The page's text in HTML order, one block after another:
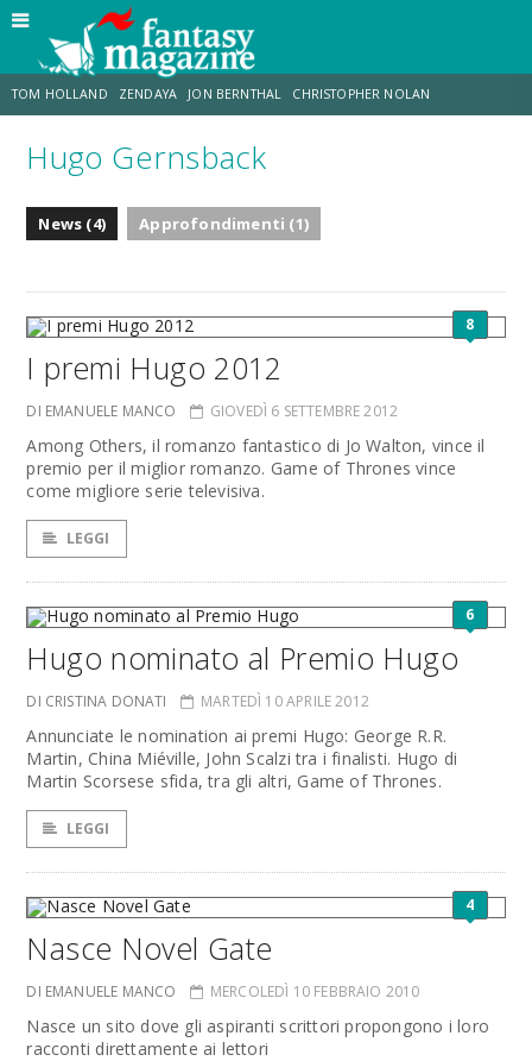
TOM HOLLAND ZENDAYA JON BERNTHAL CHRISTOPHER NOLAN
STRANIMONDI LUCCA COMICS & GAMES
Hugo Gernsback
News (4) Approfondimenti (1)
8
I premi Hugo 2012
DI EMANUELE MANCO GIOVEDÌ 6 SETTEMBRE 2012
Among Others, il romanzo fantastico di Jo Walton, vince il
premio per il miglior romanzo. Game of Thrones vince
come migliore serie televisiva.
LEGGI
6
Hugo nominato al Premio Hugo
DI CRISTINA DONATI MARTEDÌ 10 APRILE 2012
Annunciate le nomination ai premi Hugo: George R.R.
Martin, China Miéville, John Scalzi tra i finalisti. Hugo di
Martin Scorsese sfida, tra gli altri, Game of Thrones.
LEGGI
4
Nasce Novel Gate
DI EMANUELE MANCO MERCOLEDÌ 10 FEBBRAIO 2010
Nasce un sito dove gli aspiranti scrittori propongono i loro
racconti direttamente ai lettori